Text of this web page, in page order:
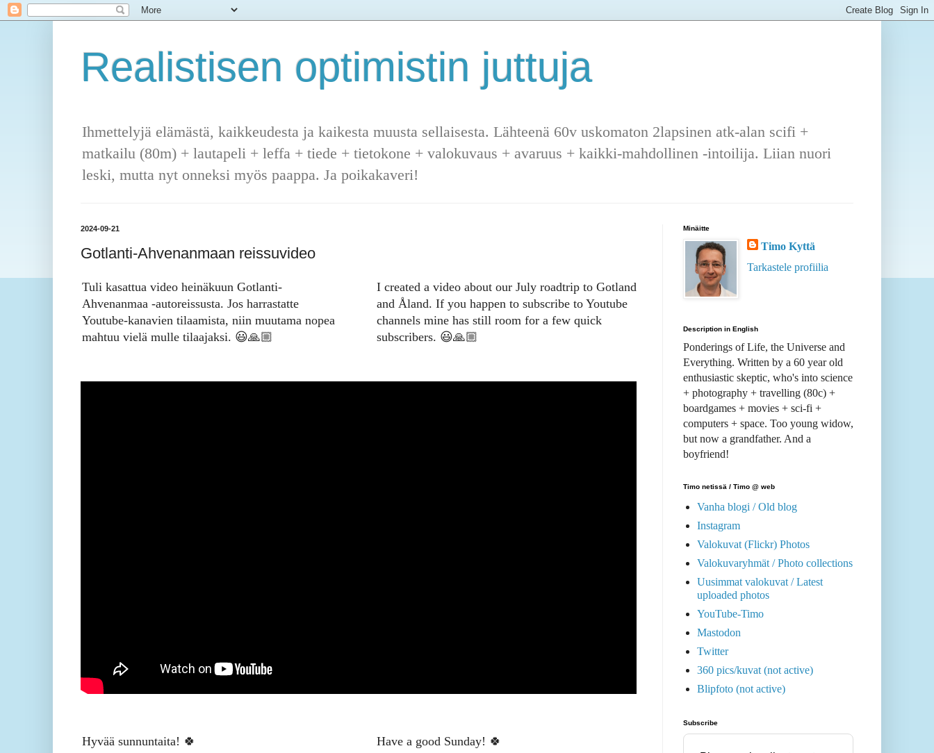
Realistisen optimistin juttuja
Ihmettelyjä elämästä, kaikkeudesta ja kaikesta muusta sellaisesta. Lähteenä 60v uskomaton 2lapsinen atk-alan scifi +
matkailu (80m) + lautapeli + leffa + tiede + tietokone + valokuvaus + avaruus + kaikki-mahdollinen -intoilija. Liian nuori
leski, mutta nyt onneksi myös paappa. Ja poikakaveri!
2024-09-21
Gotlanti-Ahvenanmaan reissuvideo
Tuli kasattua video heinäkuun Gotlanti-
Ahvenanmaa -autoreissusta. Jos harrastatte
Youtube-kanavien tilaamista, niin muutama nopea
mahtuu vielä mulle tilaajaksi. 😃🙏🏼
I created a video about our July roadtrip to Gotland
and Åland. If you happen to subscribe to Youtube
channels mine has still room for a few quick
subscribers. 😃🙏🏼
Hyvää sunnuntaita! 🍀 Have a good Sunday! 🍀
Minäitte
Timo Kyttä
Tarkastele profiilia
Description in English
Ponderings of Life, the Universe and
Everything. Written by a 60 year old
enthusiastic skeptic, who's into science
+ photography + travelling (80c) +
boardgames + movies + sci-fi +
computers + space. Too young widow,
but now a grandfather. And a
boyfriend!
Timo netissä / Timo @ web
Vanha blogi / Old blog
Instagram
Valokuvat (Flickr) Photos
Valokuvaryhmät / Photo collections
Uusimmat valokuvat / Latest
uploaded photos
YouTube-Timo
Mastodon
Twitter
360 pics/kuvat (not active)
Blipfoto (not active)
Subscribe